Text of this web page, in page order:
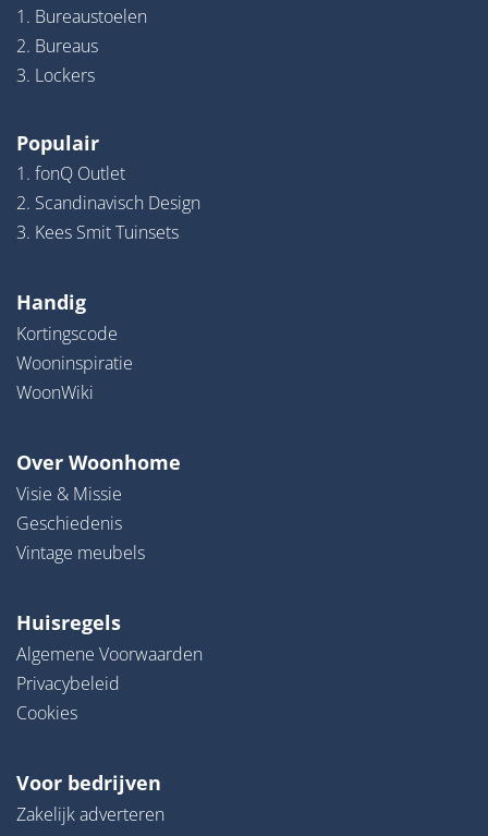
1. Bureaustoelen
2. Bureaus
3. Lockers
Populair
1. fonQ Outlet
2. Scandinavisch Design
3. Kees Smit Tuinsets
Handig
Kortingscode
Wooninspiratie
WoonWiki
Over Woonhome
Visie & Missie
Geschiedenis
Vintage meubels
Huisregels
Algemene Voorwaarden
Privacybeleid
Cookies
Voor bedrijven
Zakelijk adverteren